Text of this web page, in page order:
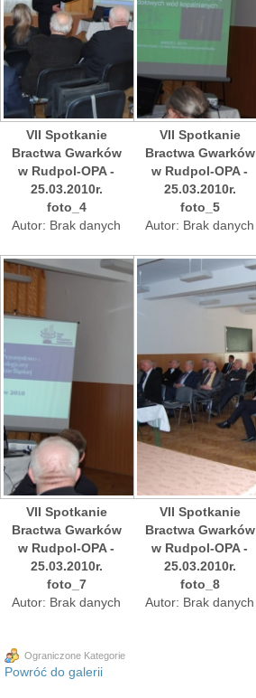
VII Spotkanie
Bractwa Gwarków
w Rudpol-OPA -
25.03.2010r.
foto_4
Autor: Brak danych
VII Spotkanie
Bractwa Gwarków
w Rudpol-OPA -
25.03.2010r.
foto_5
Autor: Brak danych
VII Spotkanie
Bractwa Gwarków
w Rudpol-OPA -
25.03.2010r.
foto_7
Autor: Brak danych
VII Spotkanie
Bractwa Gwarków
w Rudpol-OPA -
25.03.2010r.
foto_8
Autor: Brak danych
Ograniczone Kategorie
Powróć do galerii